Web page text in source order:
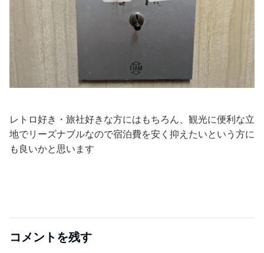
レトロ好き・旅社好きな方にはもちろん、観光に便利な立
地でリーズナブルなので宿泊費を安く抑えたいという方に
も良いかと思います
コメントを残す